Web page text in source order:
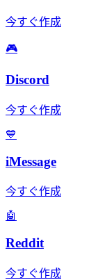
今すぐ作成
🎮
Discord
今すぐ作成
💙
iMessage
今すぐ作成
🤖
Reddit
今すぐ作成